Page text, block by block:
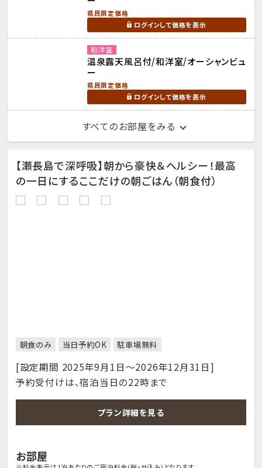
県民限定価格
ログインして価格を表示
和洋室
温泉露天風呂付/和洋室/オーシャンビュ
ー
県民限定価格
ログインして価格を表示
すべてのお部屋をみる
【瀬長島で深呼吸】朝から豪快＆ヘルシー！最高
の一日にするここだけの朝ごはん（朝食付）
朝食のみ 当日予約OK 駐車場無料
[設定期間 2025年9月1日～2026年12月31日]
予約受付けは、宿泊当日の22時まで
プラン詳細を見る
お部屋